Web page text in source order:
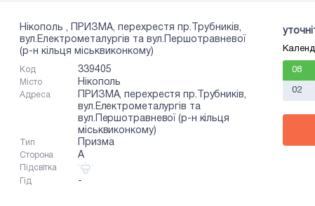
Нікополь , ПРИЗМА, перехрестя пр.Трубників,
вул.Електрометалургів та вул.Першотравневої
(р-н кільця міськвиконкому)
Код 339405
Місто Нікополь
Адреса
ПРИЗМА, перехрестя пр.Трубників,
вул.Електрометалургів та
вул.Першотравневої (р-н кільця
міськвиконкому)
Тип Призма
Сторона A
Підсвітка
Гід
-
08
02